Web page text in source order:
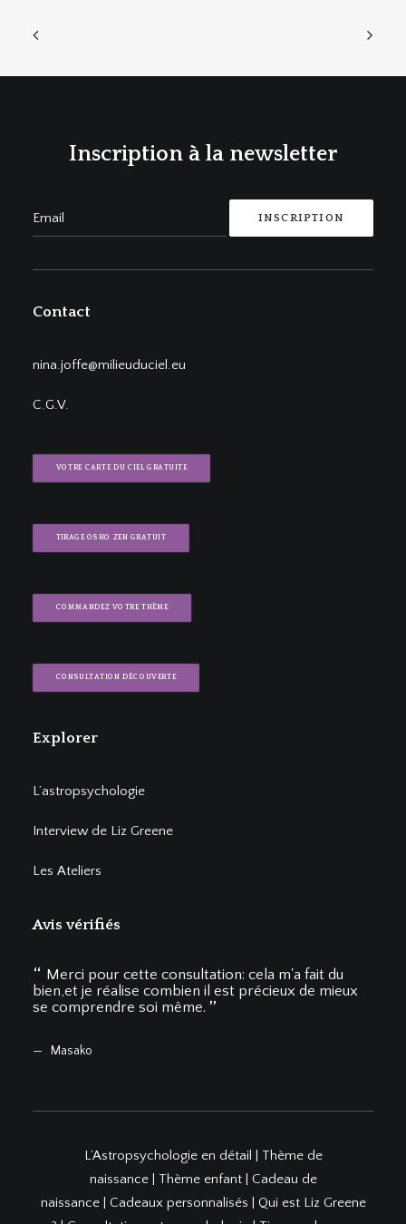
Inscription à la newsletter
Contact
nina.joffe@milieuduciel.eu
C.G.V.
VOTRE CARTE DU CIEL GRATUITE
TIRAGE OSHO ZEN GRATUIT
COMMANDEZ VOTRE THÈME
CONSULTATION DÉCOUVERTE
Explorer
L’astropsychologie
Interview de Liz Greene
Les Ateliers
Avis vérifiés
Merci pour cette consultation: cela m'a fait du
bien,et je réalise combien il est précieux de mieux
se comprendre soi même.
Masako
L’Astropsychologie en détai
Thème de
naissance| Thème enfant| Cadeau de
naissance| Cadeaux personnalisés
Qui est Liz Greene